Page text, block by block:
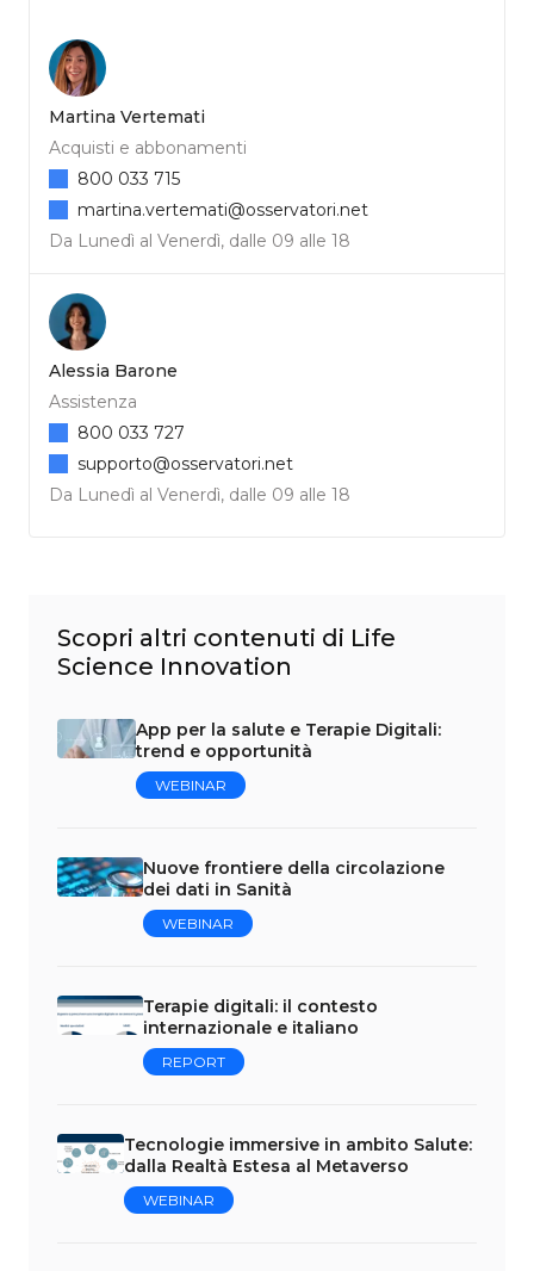
Martina Vertemati
Acquisti e abbonamenti
Da Lunedì al Venerdì, dalle 09 alle 18
800 033 715
martina.vertemati@osservatori.net
Alessia Barone
Assistenza
Da Lunedì al Venerdì, dalle 09 alle 18
800 033 727
supporto@osservatori.net
Scopri altri contenuti di Life
Science Innovation
App per la salute e Terapie Digitali:
trend e opportunità
WEBINAR
Nuove frontiere della circolazione
dei dati in Sanità
WEBINAR
Terapie digitali: il contesto
internazionale e italiano
REPORT
Tecnologie immersive in ambito Salute:
dalla Realtà Estesa al Metaverso
WEBINAR